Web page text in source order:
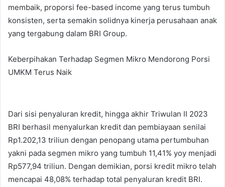
membaik, proporsi fee-based income yang terus tumbuh
konsisten, serta semakin solidnya kinerja perusahaan anak
yang tergabung dalam BRI Group.
Keberpihakan Terhadap Segmen Mikro Mendorong Porsi
UMKM Terus Naik
Dari sisi penyaluran kredit, hingga akhir Triwulan II 2023
BRI berhasil menyalurkan kredit dan pembiayaan senilai
Rp1.202,13 triliun dengan penopang utama pertumbuhan
yakni pada segmen mikro yang tumbuh 11,41% yoy menjadi
Rp577,94 triliun. Dengan demikian, porsi kredit mikro telah
mencapai 48,08% terhadap total penyaluran kredit BRI.